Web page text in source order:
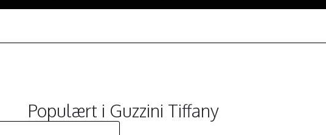
Populært i Guzzini Tiffany